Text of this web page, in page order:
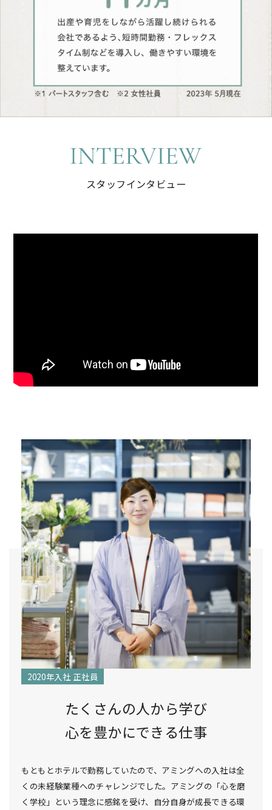
スタッフインタビュー
2020年入社 正社員
たくさんの人から学び
心を豊かにできる仕事
もともとホテルで勤務していたので、アミングへの入社は全
くの未経験業種へのチャレンジでした。アミングの「心を磨
く学校」という理念に感銘を受け、自分自身が成長できる環